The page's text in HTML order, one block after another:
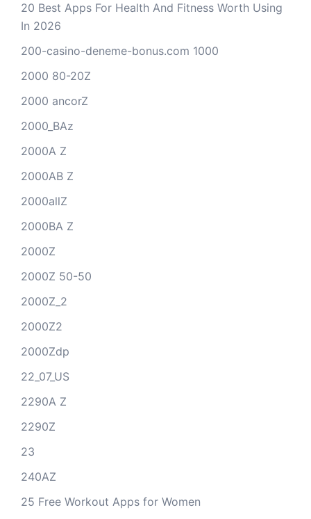
20 Best Apps For Health And Fitness Worth Using
In 2026
200-casino-deneme-bonus.com 1000
2000 80-20Z
2000 ancorZ
2000_BAz
2000A Z
2000AB Z
2000allZ
2000BA Z
2000Z
2000Z 50-50
2000Z_2
2000Z2
2000Zdp
22_07_US
2290A Z
2290Z
23
240AZ
25 Free Workout Apps for Women